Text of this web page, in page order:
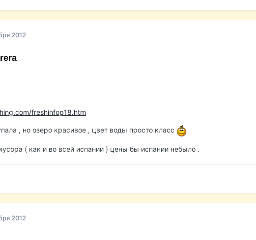
2012
freshinfop18.htm
, но озеро красивое , цвет воды просто класс
( как и во всей испании ) цены бы испании небыло .
2012